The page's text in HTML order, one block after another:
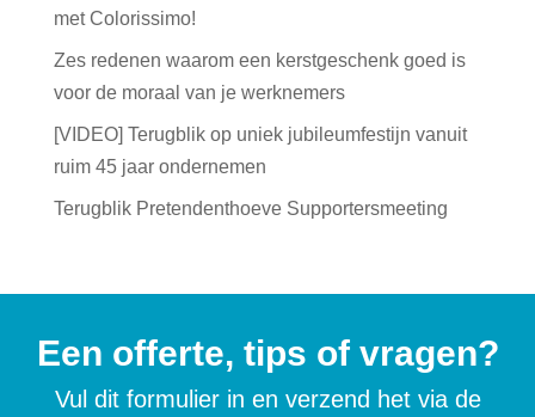
met Colorissimo!
Zes redenen waarom een kerstgeschenk goed is
voor de moraal van je werknemers
[VIDEO] Terugblik op uniek jubileumfestijn vanuit
ruim 45 jaar ondernemen
Terugblik Pretendenthoeve Supportersmeeting
Een offerte, tips of vragen?
Vul dit formulier in en verzend het via de